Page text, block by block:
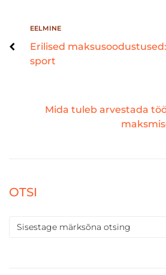
EELMINE
Erilised
sport
Mida tuleb arvestada
OTSI